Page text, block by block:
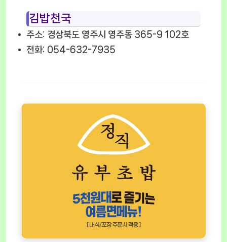
김밥천국
주소: 경상북도 영주시 영주동 365-9 102호
전화: 054-632-7935